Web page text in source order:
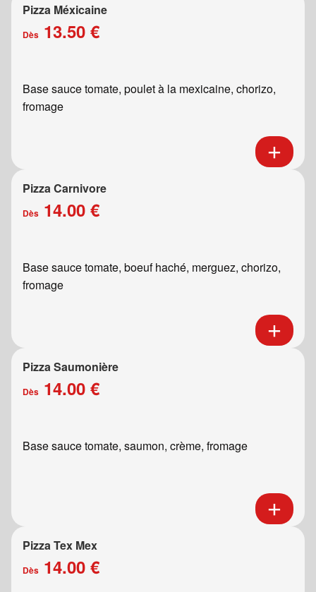
Pizza Méxicaine
Dès 13.50 €
Base sauce tomate, poulet à la mexicaine, chorizo,
fromage
Pizza Carnivore
Dès 14.00 €
Base sauce tomate, boeuf haché, merguez, chorizo,
fromage
Pizza Saumonière
Dès 14.00 €
Base sauce tomate, saumon, crème, fromage
Pizza Tex Mex
Dès 14.00 €